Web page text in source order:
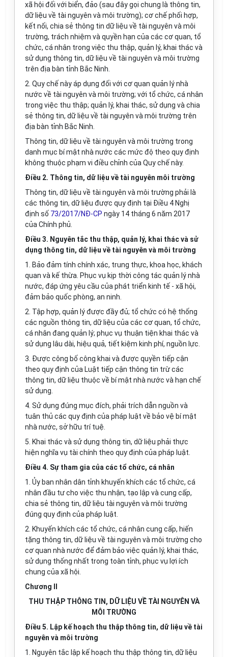
xã hội đối với biển, đảo (sau đây gọi chung là thông tin,
dữ liệu về tài nguyên và môi trường); cơ chế phối hợp,
kết nối, chia sẻ thông tin dữ liệu về tài nguyên và môi
trường, trách nhiệm và quyền hạn của các cơ quan, tổ
chức, cá nhân trong việc thu thập, quản lý, khai thác và
sử dụng thông tin, dữ liệu về tài nguyên và môi trường
trên địa bàn tỉnh Bắc Ninh.
2. Quy chế này áp dụng đối với cơ quan quản lý nhà
nước về tài nguyên và môi trường; với tổ chức, cá nhân
trong việc thu thập; quản lý, khai thác, sử dụng và chia
sẻ thông tin, dữ liệu về tài nguyên và môi trường trên
địa bàn tỉnh Bắc Ninh.
Thông tin, dữ liệu về tài nguyên và môi trường trong
danh mục bí mật nhà nước các mức độ theo quy định
không thuộc phạm vi điều chỉnh của Quy chế này.
Điều 2. Thông tin, dữ liệu về tài nguyên môi trường
Thông tin, dữ liệu về tài nguyên và môi trường phải là
các thông tin, dữ liệu được quy định tại Điều 4 Nghị
định số 73/2017/NĐ-CP ngày 14 tháng 6 năm 2017
của Chính phủ.
Điều 3. Nguyên tắc thu thập, quản lý, khai thác và sử
dụng thông tin, dữ liệu về tài nguyên và môi trường
1. Bảo đảm tính chính xác, trung thực, khoa học, khách
quan và kế thừa. Phục vụ kịp thời công tác quản lý nhà
nước, đáp ứng yêu cầu của phát triển kinh tế - xã hội,
đảm bảo quốc phòng, an ninh.
2. Tập hợp, quản lý được đầy đủ; tổ chức có hệ thống
các nguồn thông tin, dữ liệu của các cơ quan, tổ chức,
cá nhân đang quản lý; phục vụ thuận tiện khai thác và
sử dụng lâu dài, hiệu quả, tiết kiệm kinh phí, nguồn lực.
3. Được công bố công khai và được quyền tiếp cận
theo quy định của Luật tiếp cận thông tin trừ các
thông tin, dữ liệu thuộc về bí mật nhà nước và hạn chế
sử dụng.
4. Sử dụng đúng mục đích, phải trích dẫn nguồn và
tuân thủ các quy định của pháp luật về bảo vệ bí mật
nhà nước, sở hữu trí tuệ.
5. Khai thác và sử dụng thông tin, dữ liệu phải thực
hiện nghĩa vụ tài chính theo quy định của pháp luật.
Điều 4. Sự tham gia của các tổ chức, cá nhân
1. Ủy ban nhân dân tỉnh khuyến khích các tổ chức, cá
nhân đầu tư cho việc thu nhận, tạo lập và cung cấp,
chia sẻ thông tin, dữ liệu tài nguyên và môi trường
đúng quy định của pháp luật.
2. Khuyến khích các tổ chức, cá nhân cung cấp, hiến
tặng thông tin, dữ liệu về tài nguyên và môi trường cho
cơ quan nhà nước để đảm bảo việc quản lý, khai thác,
sử dụng thống nhất trong toàn tỉnh, phục vụ lợi ích
chung của xã hội.
Chương II
THU THẬP THÔNG TIN, DỮ LIỆU VỀ TÀI NGUYÊN VÀ
MÔI TRƯỜNG
Điều 5. Lập kế hoạch thu thập thông tin, dữ liệu về tài
nguyên và môi trường
1. Nguyên tắc lập kế hoạch thu thập thông tin, dữ liệu